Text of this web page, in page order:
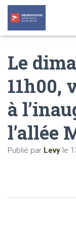
Le
11h00,
à
l’allée
Publié par Levy le